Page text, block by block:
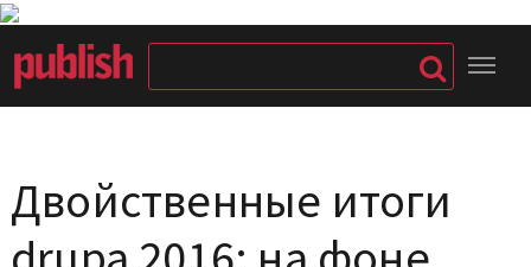
Двойственные итоги